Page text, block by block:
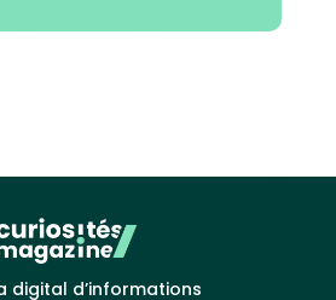
digital d’informations